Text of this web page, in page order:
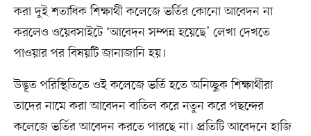
করা দুই শতাধিক শিক্ষার্থী কলেজে ভর্তির কোনো আবেদন না
করলেও ওয়েবসাইটে ‘আবেদন সম্পন্ন হয়েছে’ লেখা দেখতে
পাওয়ার পর বিষয়টি জানাজানি হয়।
উদ্ভূত পরিস্থিতিতে ওই কলেজে ভর্তি হতে অনিচ্ছুক শিক্ষার্থীরা
তাদের নামে করা আবেদন বাতিল করে নতুন করে পছন্দের
কলেজে ভর্তির আবেদন করতে পারছে না। প্রতিটি আবেদনে হাজি